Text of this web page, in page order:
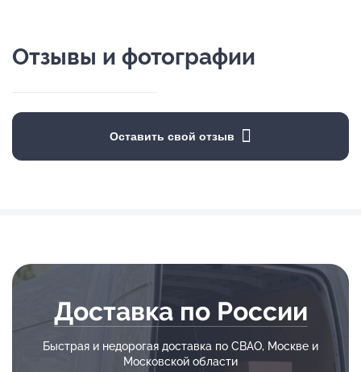
Отзывы и фотографии
Оставить свой отзыв
Доставка по России
Быстрая и недорогая доставка по СВАО, Москве и
Московской области